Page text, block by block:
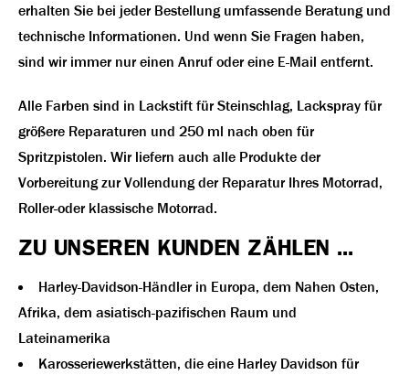
erhalten Sie bei jeder Bestellung umfassende Beratung und
technische Informationen. Und wenn Sie Fragen haben,
sind wir immer nur einen Anruf oder eine E-Mail entfernt.
Alle Farben sind in Lackstift für Steinschlag, Lackspray für
größere Reparaturen und 250 ml nach oben für
Spritzpistolen. Wir liefern auch alle Produkte der
Vorbereitung zur Vollendung der Reparatur Ihres Motorrad,
Roller-oder klassische Motorrad.
ZU UNSEREN KUNDEN ZÄHLEN ...
Harley-Davidson-Händler in Europa, dem Nahen Osten,
Afrika, dem asiatisch-pazifischen Raum und
Lateinamerika
Karosseriewerkstätten, die eine Harley Davidson für